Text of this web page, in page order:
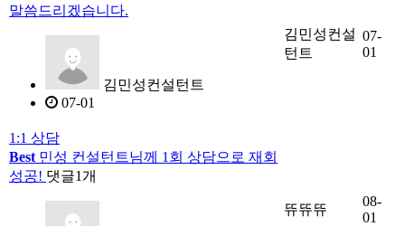
말씀드리겠습니다.
김민성컨설턴트
07-01
김민성컨설
턴트
07-
01
1:1 상담
Best 민성 컨설턴트님께 1회 상담으로 재회
성공! 댓글1개
뜌뜌뜌
08-
01